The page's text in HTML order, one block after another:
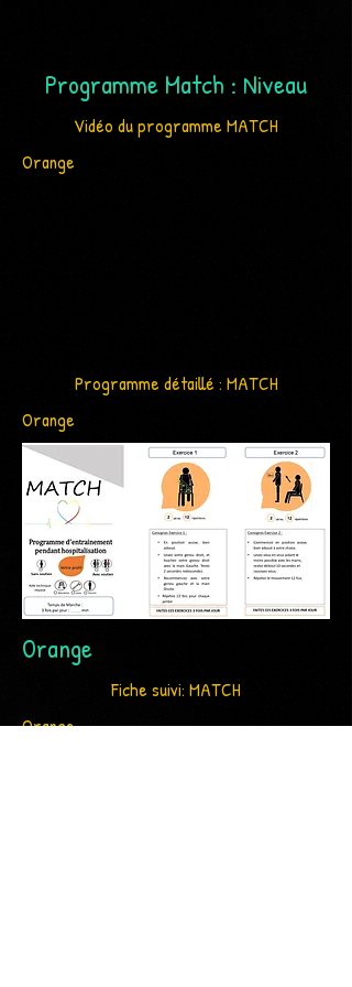
Programme Match : Niveau
Vidéo du programme MATCH
Orange
Programme détaillé : MATCH
Orange
Orange
Fiche suivi: MATCH
Orange